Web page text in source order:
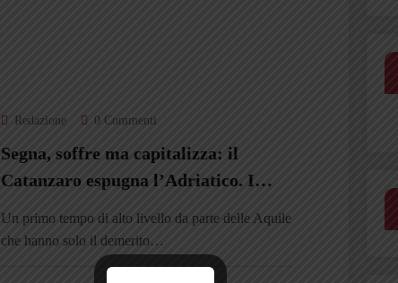
Redazione 0 Commenti
Segna, soffre ma capitalizza: il
Catanzaro espugna l’Adriatico. I
Pescara
Un primo tempo di alto livello da parte delle Aquile
che hanno solo il demerito…